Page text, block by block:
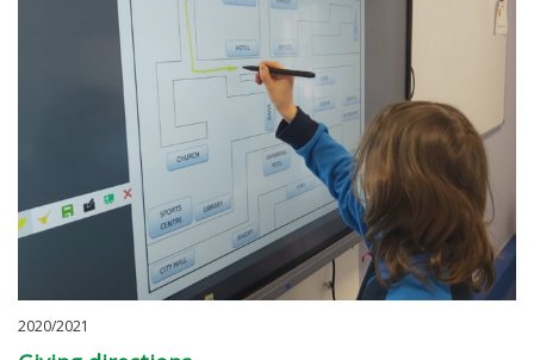
2020/2021